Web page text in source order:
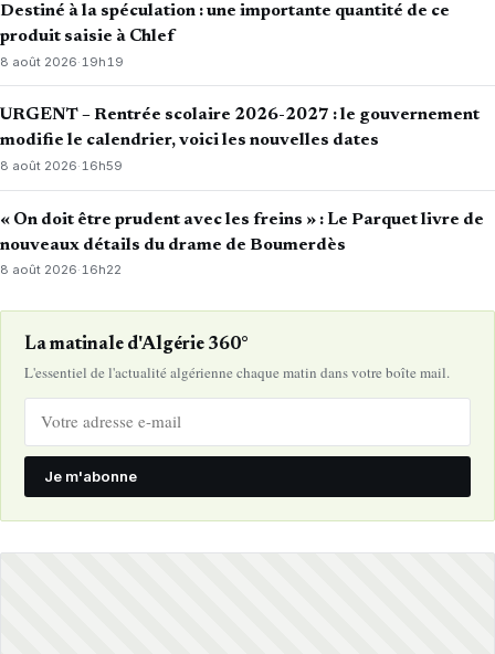
Destiné à la spéculation : une importante quantité de ce
produit saisie à Chlef
8 août 2026· 19h19
URGENT – Rentrée scolaire 2026-2027 : le gouvernement
modifie le calendrier, voici les nouvelles dates
8 août 2026·16h59
« On doit être prudent avec les freins » : Le Parquet livre de
nouveaux détails du drame de Boumerdès
8 août 2026·16h22
La matinale d'Algérie 360°
L'essentiel de l'actualité algérienne chaque matin dans votre boîte mail.
Je m'abonne